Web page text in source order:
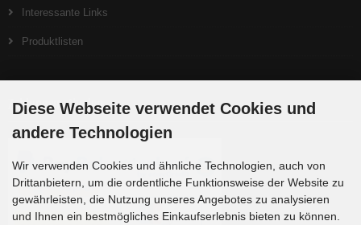
Interessante Links
Produktlisten
Zahlungsmethoden
Diese Webseite verwendet Cookies und
andere Technologien
Wir verwenden Cookies und ähnliche Technologien, auch von
Drittanbietern, um die ordentliche Funktionsweise der Website zu
gewährleisten, die Nutzung unseres Angebotes zu analysieren
und Ihnen ein bestmögliches Einkaufserlebnis bieten zu können.